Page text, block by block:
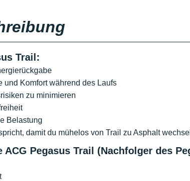
Trail:
und Komfort während des Laufs
zu minimieren
Belastung
damit du mühelos von Trail zu Asphalt
Pegasus Trail (Nachfolger des